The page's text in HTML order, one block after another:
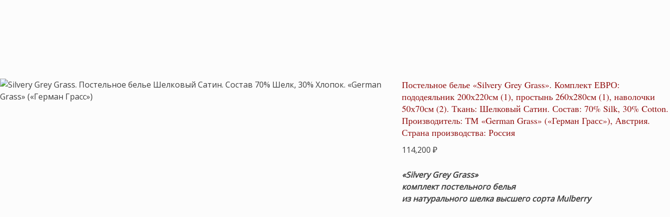
Постельное белье «Silvery Grey Grass». Комплект ЕВРО:
пододеяльник 200х220см (1), простынь 260х280см (1), наволочки
50х70см (2). Ткань: Шелковый Сатин. Состав: 70% Silk, 30% Cotton.
Производитель: ТМ «German Grass» («Герман Грасс»), Австрия.
Страна производства: Россия
114,200₽
«Silvery Grey Grass»
комплект постельного белья
из натурального шелка высшего сорта Mulberry